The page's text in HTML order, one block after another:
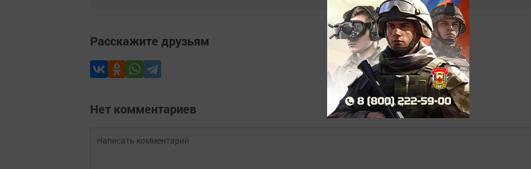
Расскажите друзьям
Нет комментариев